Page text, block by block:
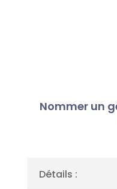
Nommer un
Détails :